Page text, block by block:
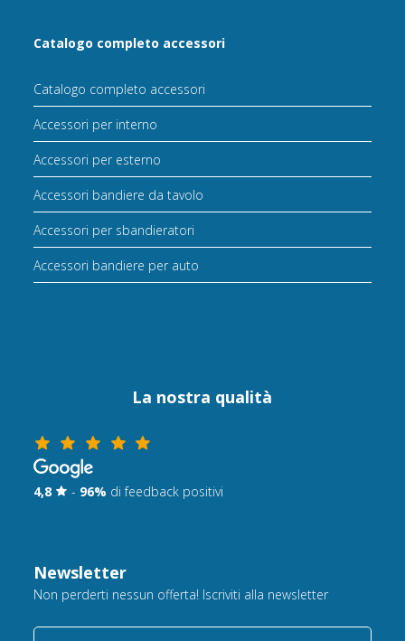
Catalogo completo accessori
Catalogo completo accessori
Accessori per interno
Accessori per esterno
Accessori bandiere da tavolo
Accessori per sbandieratori
Accessori bandiere per auto
La nostra qualità
4,8 - 96% di feedback positivi
Newsletter
Non perderti nessun offerta! Iscriviti alla newsletter